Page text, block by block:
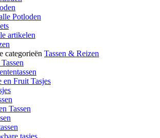
Potloden
artikelen
categorieën Tassen & Reizen
en Fruit Tasjes
Tassen
tasjes